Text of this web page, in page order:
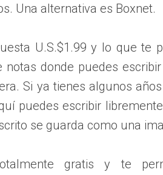
Una alternativa es Boxnet.
U.S.$1.99 y lo que te
notas donde puedes
Si ya tienes algunos
puedes escribir
se guarda como una
gratis y te